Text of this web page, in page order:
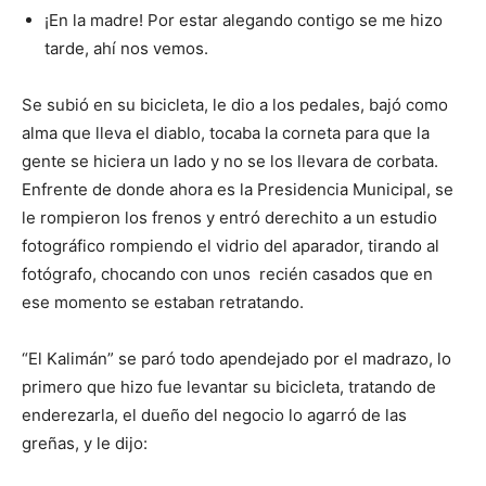
¡En la madre! Por estar alegando contigo se me hizo
tarde, ahí nos vemos.
Se subió en su bicicleta, le dio a los pedales, bajó como
alma que lleva el diablo, tocaba la corneta para que la
gente se hiciera un lado y no se los llevara de corbata.
Enfrente de donde ahora es la Presidencia Municipal, se
le rompieron los frenos y entró derechito a un estudio
fotográfico rompiendo el vidrio del aparador, tirando al
fotógrafo, chocando con unos recién casados que en
ese momento se estaban retratando.
“El Kalimán” se paró todo apendejado por el madrazo, lo
primero que hizo fue levantar su bicicleta, tratando de
enderezarla, el dueño del negocio lo agarró de las
greñas, y le dijo: